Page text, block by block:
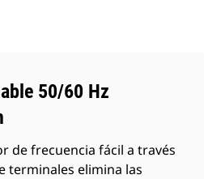
50/60 Hz
de frecuencia fácil a través
terminales elimina las